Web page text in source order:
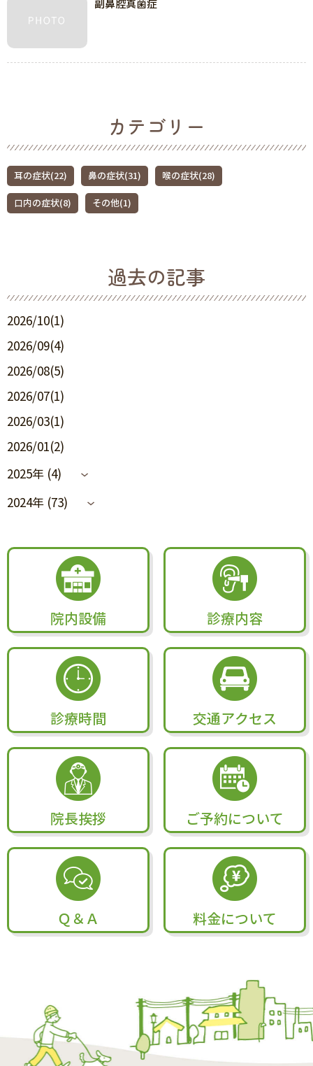
副鼻腔真菌症
カテゴリー
耳の症状(22) 鼻の症状(31) 喉の症状(28)
口内の症状(8) その他(1)
過去の記事
2026/10(1)
2026/09(4)
2026/08(5)
2026/07(1)
2026/03(1)
2026/01(2)
2025年 (4)
2024年 (73)
院内設備 診療内容
診療時間 交通アクセス
院長挨拶 ご予約について
Ｑ＆Ａ 料金について